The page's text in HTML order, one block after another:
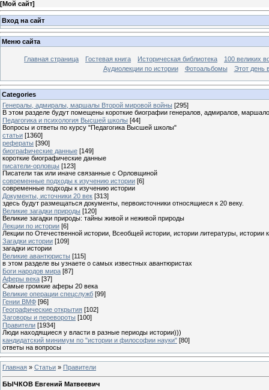
[Мой сайт]
Вход на сайт
Меню сайта
Главная страница Гостевая книга Историческая библиотека
100 великих
Аудиолекции по истории
Фотоальбомы Этот день
Categories
Генералы, адмиралы, маршалы Второй мировой войны [295]
В этом разделе будут помещены короткие биографии генералов, адмиралов,
Педагогика и психология Высшей школы [44]
Вопросы и ответы по курсу "Педагогика Высшей школы"
статьи [1360]
рефераты [390]
биографические данные [149]
короткие биографические данные
писатели-орловцы [123]
Писатели так или иначе связанные с Орловщиной
современные подходы к изучению истории [6]
современные подходы к изучению истории
Документы, источники 20 век [313]
здесь будут размещаться документы, первоисточники относящиеся к 20 веку.
Великие загадки природы [120]
Великие загадки природы: тайны живой и неживой природы
Лекции по истории [6]
Лекции по Отечественной истории, Всеобщей истории, истории литературы, истории
Загадки истории [109]
загадки истории
Великие авантюристы [115]
в этом разделе вы узнаете о самых известных авантюристах
Боги народов мира [87]
Аферы века [37]
Самые громкие аферы 20 века
Великие операции спецслужб [99]
Гении ВМФ [96]
Географические открытия [102]
Заговоры и перевороты [100]
Правители [1934]
Люди находящиеся у власти в разные периоды истории)))
кандидатский минимум по "истории и философии науки" [80]
ответы на вопросы
Главная » Статьи » Правители
БЫЧКОВ Евгений Матвеевич